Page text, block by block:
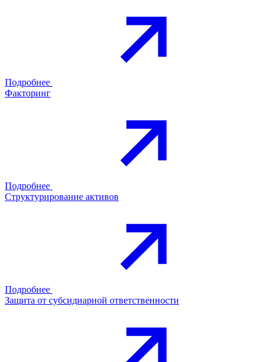
Подробнее
Факторинг
Подробнее
Структурирование активов
Подробнее
Защита от субсидиарной ответственности